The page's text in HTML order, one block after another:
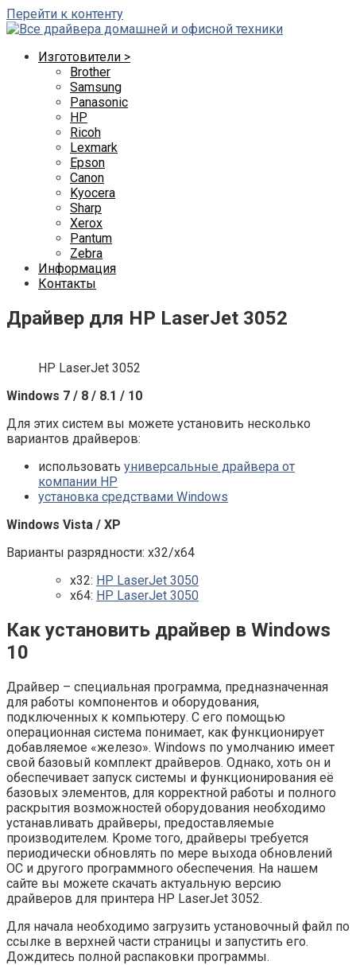
Перейти к контенту
Изготовители >
Brother
Samsung
Panasonic
HP
Ricoh
Lexmark
Epson
Canon
Kyocera
Sharp
Xerox
Pantum
Zebra
Информация
Контакты
Драйвер для HP LaserJet 3052
HP LaserJet 3052
Windows 7 / 8 / 8.1 / 10
Для этих систем вы можете установить несколько
вариантов драйверов:
использовать универсальные драйвера от
компании HP
установка средствами Windows
Windows Vista / XP
Варианты разрядности: x32/x64
x32: HP LaserJet 3050
x64: HP LaserJet 3050
Как установить драйвер в Windows
10
Драйвер – специальная программа, предназначенная
для работы компонентов и оборудования,
подключенных к компьютеру. С его помощью
операционная система понимает, как функционирует
добавляемое «железо». Windows по умолчанию имеет
свой базовый комплект драйверов. Однако, хоть он и
обеспечивает запуск системы и функционирования её
базовых элементов, для корректной работы и полного
раскрытия возможностей оборудования необходимо
устанавливать драйверы, предоставляемые
производителем. Кроме того, драйверы требуется
периодически обновлять по мере выхода обновлений
ОС и другого программного обеспечения. На нашем
сайте вы можете скачать актуальную версию
драйверов для принтера HP LaserJet 3052.
Для начала необходимо загрузить установочный файл по
ссылке в верхней части страницы и запустить его.
Дождитесь полной распаковки программы.